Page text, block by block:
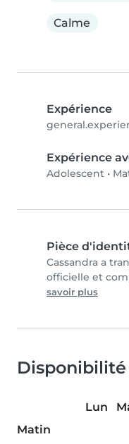
Calme
Expérience
Expérience
Adolescent •
Pièce
Cassandra a
officielle et
savoir plus
Disponibilité
Lun
Matin